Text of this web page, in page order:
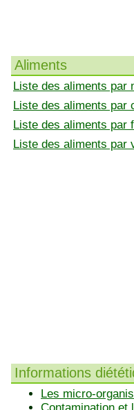
Aliments
Liste des aliments par
Liste des aliments par
Liste des aliments par
Liste des aliments par
Informations
Les micro-